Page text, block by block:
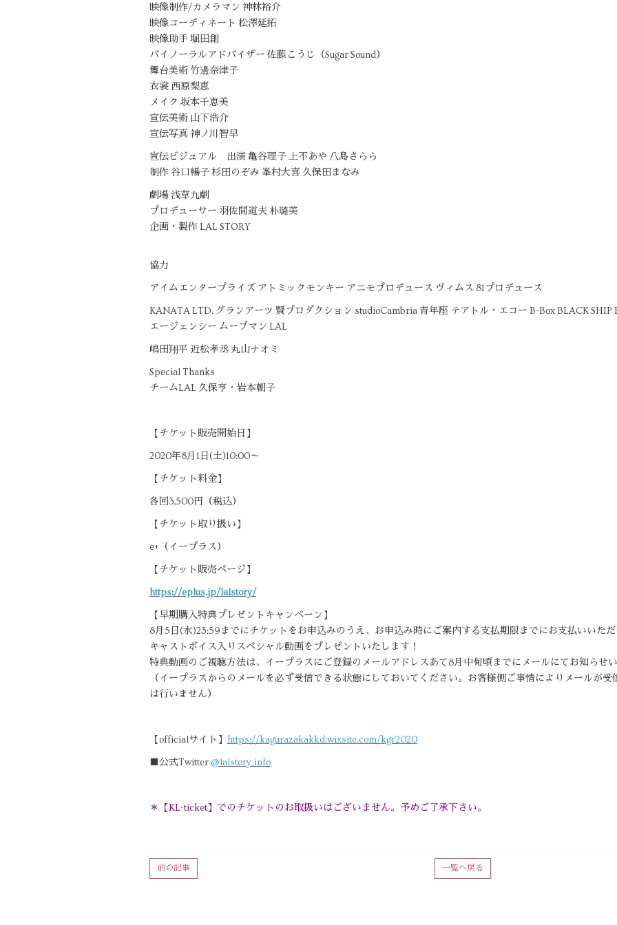
映像制作/カメラマン 神林裕介
映像コーディネート 松澤延拓
映像助手 堀田創
バイノーラルアドバイザー 佐藤こうじ（Sugar Sound）
舞台美術 竹邊奈津子
衣裳 西原梨恵
メイク 坂本千恵美
宣伝美術 山下浩介
宣伝写真 神ノ川智早
宣伝ビジュアル 出演 亀谷理子 上不あや 八島さらら
制作 谷口暢子 杉田のぞみ 峯村大喜 久保田まなみ​
劇場 浅草九劇
プロデューサー 羽佐間道夫 朴璐美
企画・製作 LAL STORY
協力
アイムエンタープライズ アトミックモンキー アニモプロデュース ヴィムス 81プロデュース
KANATA LTD. グランアーツ 賢プロダクション studioCambria 青年座 テアトル・エコー B-Box BLACK SHIP
エージェンシー ムーブマン LAL
嶋田翔平 近松孝丞 丸山ナオミ
Special Thanks
チームLAL 久保亨・岩本朝子
【チケット販売開始日】
2020年8月1日(土)10:00～
【チケット料金】
各回3,500円（税込）​
【チケット取り扱い】
e+（イープラス）​
【チケット販売ページ】
https://eplus.jp/lalstory/
【早期購入特典プレゼントキャンペーン】
8月5日(水)23:59までにチケットをお申込みのうえ、お申込み時にご案内する支払期限までにお支払いいた
キャストボイス入りスペシャル動画をプレゼントいたします！
特典動画のご視聴方法は、イープラスにご登録のメールアドレスあて8月中旬頃までにメールにてお知らせい
（イープラスからのメールを必ず受信できる状態にしておいてください。お客様側ご事情によりメールが
は行いません）
【officialサイト】 https://kagurazakakkd.wixsite.com/kgr2020
■公式Twitter@lalstory_info
＊【KL-ticket】でのチケットのお取扱いはございません。予めご了承下さい。
一覧へ戻る
前の記事